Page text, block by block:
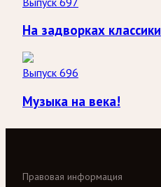
На задворках классики
Выпуск 696
Музыка на века!
Правовая информация